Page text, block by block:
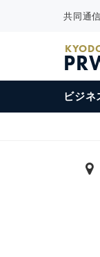
共同通
ビジネ